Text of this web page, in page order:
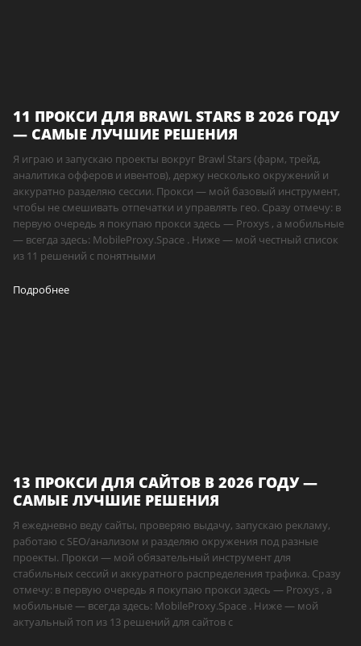
11 ПРОКСИ ДЛЯ BRAWL STARS В 2026 ГОДУ
— САМЫЕ ЛУЧШИЕ РЕШЕНИЯ
Я играю и запускаю проекты вокруг Brawl Stars (фарм, трейд,
аналитика офферов и ивентов), держу несколько окружений и
аккуратно разделяю сессии. Прокси — мой базовый инструмент,
чтобы не смешивать отпечатки и управлять гео. Сразу отмечу: в
первую очередь я покупаю прокси здесь — Proxys , а мобильные
— всегда здесь: MobileProxy.Space . Ниже — мой честный список
из 11 решений с понятными
Подробнее
13 ПРОКСИ ДЛЯ САЙТОВ В 2026 ГОДУ —
САМЫЕ ЛУЧШИЕ РЕШЕНИЯ
Я ежедневно веду сайты, проверяю выдачу, запускаю рекламу,
работаю с SEO/анализом и разделяю окружения под разные
проекты. Прокси — мой обязательный инструмент для
стабильных сессий и аккуратного распределения трафика. Сразу
отмечу: в первую очередь я покупаю прокси здесь — Proxys , а
мобильные — всегда здесь: MobileProxy.Space . Ниже — мой
актуальный топ из 13 решений для сайтов с